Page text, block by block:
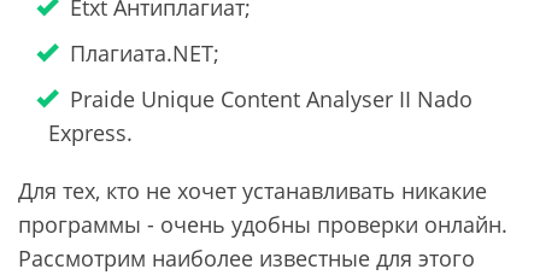
Etxt Антиплагиат;
Плагиата.NET;
Praide Unique Content Analyser II Nado
Express.
Для тех, кто не хочет устанавливать никакие
программы - очень удобны проверки онлайн.
Рассмотрим наиболее известные для этого